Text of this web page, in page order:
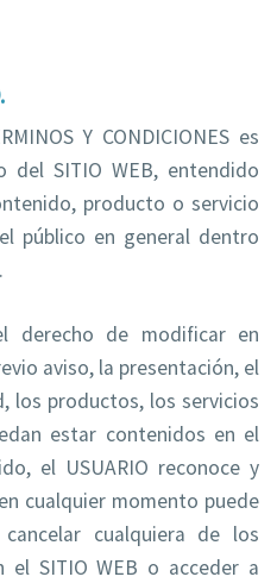
Y CONDICIONES es
SITIO WEB, entendido
producto o servicio
público en general dentro
derecho de modificar en
aviso, la presentación, el
los productos, los servicios
estar contenidos en el
el USUARIO reconoce y
cualquier momento puede
cualquiera de los
el SITIO WEB o acceder a